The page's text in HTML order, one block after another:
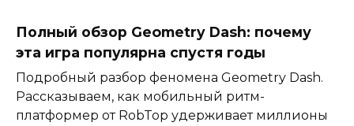
Полный обзор Geometry Dash: почему
эта игра популярна спустя годы
Подробный разбор феномена Geometry Dash.
Рассказываем, как мобильный ритм-
платформер от RobTop удерживает миллионы